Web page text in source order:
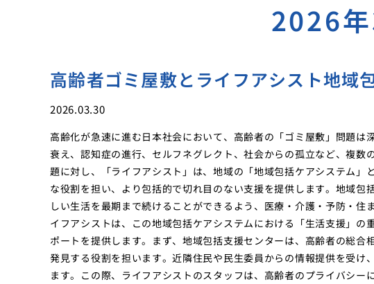
2026
高齢者ゴミ屋敷とライフアシスト地域
2026.03.30
高齢化が急速に進む日本社会において、高齢者の「ゴミ屋敷」問題
衰え、認知症の進行、セルフネグレクト、社会からの孤立など、複
題に対し、「ライフアシスト」は、地域の「地域包括ケアシステム
な役割を担い、より包括的で切れ目のない支援を提供します。地域
しい生活を最期まで続けることができるよう、医療・介護・予防・
イフアシストは、この地域包括ケアシステムにおける「生活支援」
ポートを提供します。まず、地域包括支援センターは、高齢者の総
発見する役割を担います。近隣住民や民生委員からの情報提供を受
ます。この際、ライフアシストのスタッフは、高齢者のプライバシ